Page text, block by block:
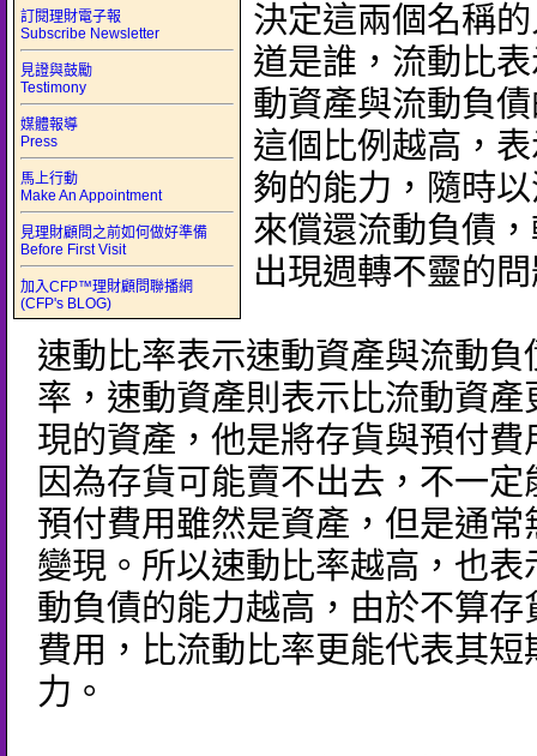
訂閱理財電子報
Subscribe Newsletter
見證與鼓勵
Testimony
媒體報導
Press
馬上行動
Make An Appointment
見理財顧問之前如何做好準備
Before First Visit
加入CFP™理財顧問聯播網
(CFP's BLOG)
決定這兩個名稱
道是誰，流動比
動資產與流動負
這個比例越高，
夠的能力，隨時
來償還流動負債
出現週轉不靈的
速動比率表示速動資產與流動負
率，速動資產則表示比流動資產
現的資產，他是將存貨與預付費
因為存貨可能賣不出去，不一定
預付費用雖然是資產，但是通常
變現。所以速動比率越高，也表
動負債的能力越高，由於不算存
費用，比流動比率更能代表其短
力。